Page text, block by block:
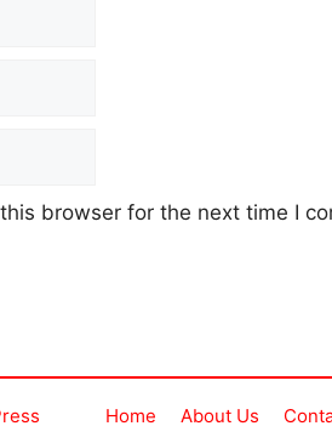
browser for the next time I
Home About Us